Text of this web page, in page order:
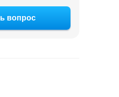
вопрос